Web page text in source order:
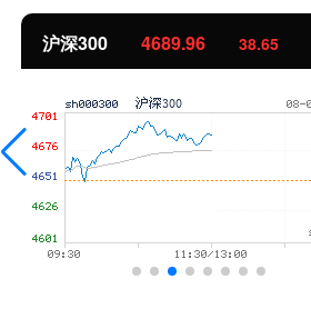
北证50 1129.72 6.84